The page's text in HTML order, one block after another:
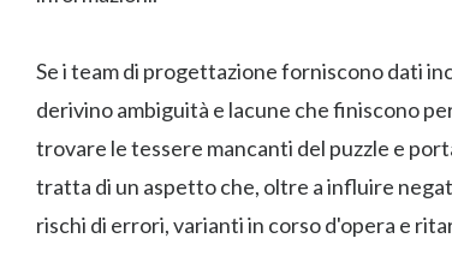
Se i team di progettazione forniscono dati
derivino ambiguità e lacune che finiscono
trovare le tessere mancanti del puzzle e
tratta di un aspetto che, oltre a influire
rischi di errori, varianti in corso d'opera e